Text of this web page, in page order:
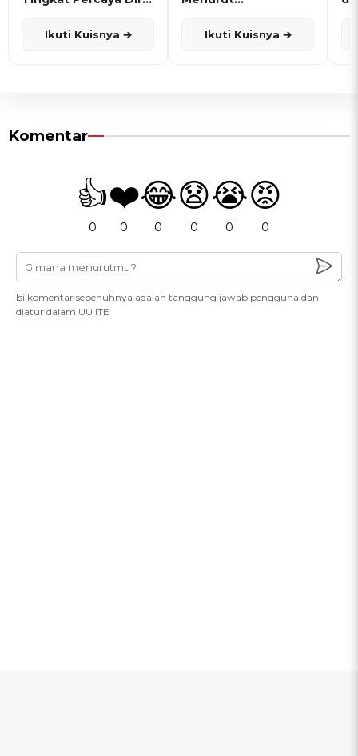
Ikuti Kuisnya ➔ Ikuti Kuisnya ➔
Komentar
👍
0
❤️
0
😂
0
😧
0
😭
0
😡
0
Isi komentar sepenuhnya adalah tanggung jawab pengguna dan
diatur dalam UU ITE